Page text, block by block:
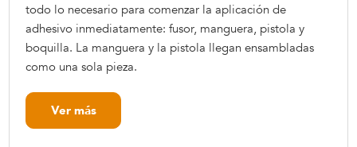
todo lo necesario para comenzar la aplicación de
adhesivo inmediatamente: fusor, manguera, pistola y
boquilla. La manguera y la pistola llegan ensambladas
como una sola pieza.
Ver más